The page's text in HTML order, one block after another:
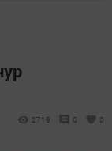
2719 0 0